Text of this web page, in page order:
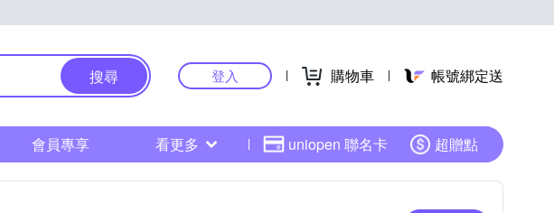
搜尋 登入 購物車 帳號綁定送
會員專享 看更多 uniopen 聯名卡 超贈點